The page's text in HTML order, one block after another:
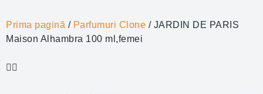
Prima pagină / Parfumuri Clone / JARDIN DE PARIS
Maison Alhambra 100 ml,femei